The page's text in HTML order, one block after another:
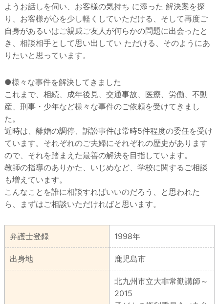
ようお話しを伺い、お客様の気持ち に添った 解決案を探
り、お客様が心を少し軽くしていただける、そして再度ご
自身があるいはご親戚ご友人が何らかの問題に出会ったと
き、相談相手として思い出してい ただける、そのようにあ
りたいと思っています。
●様々な事件を解決してきました
これまで、相続、成年後見、交通事故、医療、労働、不動
産、刑事・少年など様々な事件のご依頼を受けてきまし
た。
近時は、離婚の調停、訴訟事件は常時5件程度の委任を受け
ています。それぞれのご夫婦にそれぞれの歴史があります
ので、それを踏まえた最善の解決を目指しています。
教師の指導のありかた、いじめなど、学校に関するご相談
も増えています。
こんなことを誰に相談すればいいのだろう、と思われた
ら、まずはご相談いただければと思います。
弁護士登録 1998年
出身地 鹿児島市
北九州市立大非常勤講師～
2015